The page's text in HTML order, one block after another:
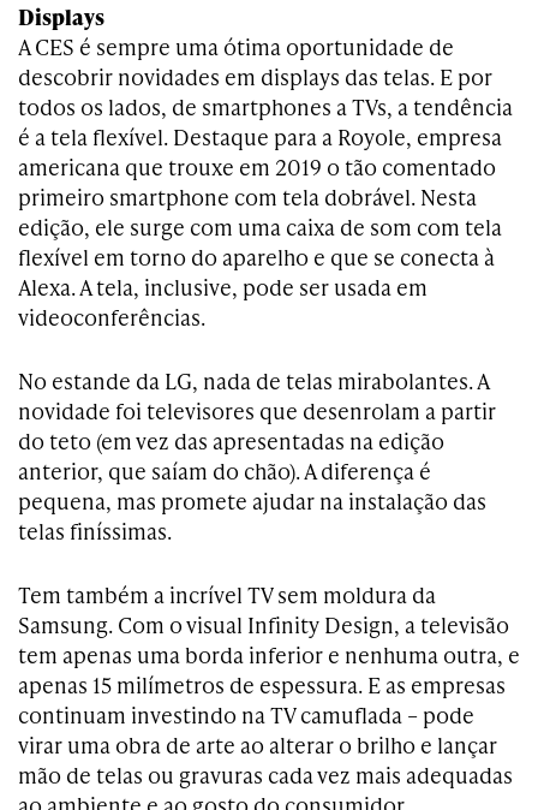
Displays
A CES é sempre uma ótima oportunidade de
descobrir novidades em displays das telas. E por
todos os lados, de smartphones a TVs, a tendência
é a tela flexível. Destaque para a Royole, empresa
americana que trouxe em 2019 o tão comentado
primeiro smartphone com tela dobrável. Nesta
edição, ele surge com uma caixa de som com tela
flexível em torno do aparelho e que se conecta à
Alexa. A tela, inclusive, pode ser usada em
videoconferências.
No estande da LG, nada de telas mirabolantes. A
novidade foi televisores que desenrolam a partir
do teto (em vez das apresentadas na edição
anterior, que saíam do chão). A diferença é
pequena, mas promete ajudar na instalação das
telas finíssimas.
Tem também a incrível TV sem moldura da
Samsung. Com o visual Infinity Design, a televisão
tem apenas uma borda inferior e nenhuma outra, e
apenas 15 milímetros de espessura. E as empresas
continuam investindo na TV camuflada – pode
virar uma obra de arte ao alterar o brilho e lançar
mão de telas ou gravuras cada vez mais adequadas